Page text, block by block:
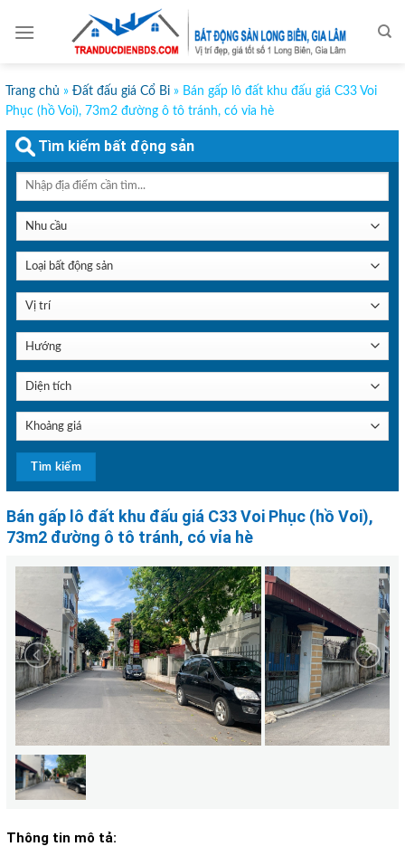
Trang chủ » Đất đấu giá Cổ Bi » Bán gấp lô đất khu đấu giá C33 Voi
Phục (hồ Voi), 73m2 đường ô tô tránh, có vỉa hè
Bán gấp lô đất khu đấu giá C33 Voi Phục (hồ Voi),
73m2 đường ô tô tránh, có vỉa hè
Thông tin mô tả:
Tìm kiếm bất động sản